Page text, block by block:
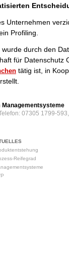
Unternehmen
Profiling.
durch den
für Datenschutz
tätig ist, in
07305 1799-
Reifegrad